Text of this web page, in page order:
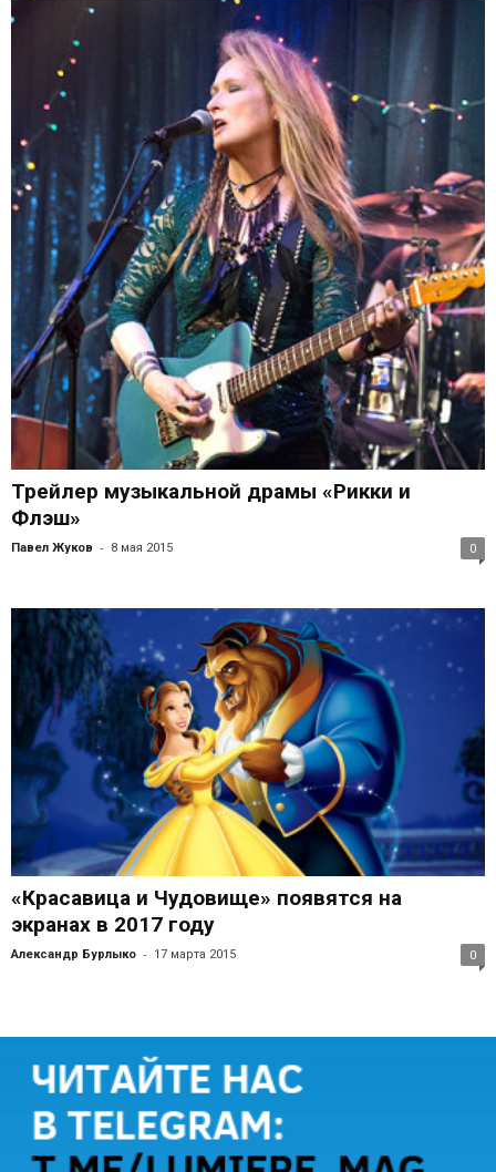
Трейлер музыкальной драмы «Рикки и
Флэш»
Павел Жуков - 8 мая 2015 0
«Красавица и Чудовище» появятся на
экранах в 2017 году
Александр Бурлыко - 17 марта 2015 0